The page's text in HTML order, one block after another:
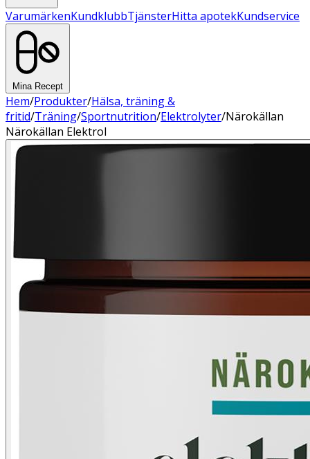
VarumärkenKundklubbTjänsterHitta apotekKundservice
Mina Recept
Hem/Produkter/Hälsa, träning &
fritid/Träning/Sportnutrition/Elektrolyter/Närokällan
Närokällan Elektrol